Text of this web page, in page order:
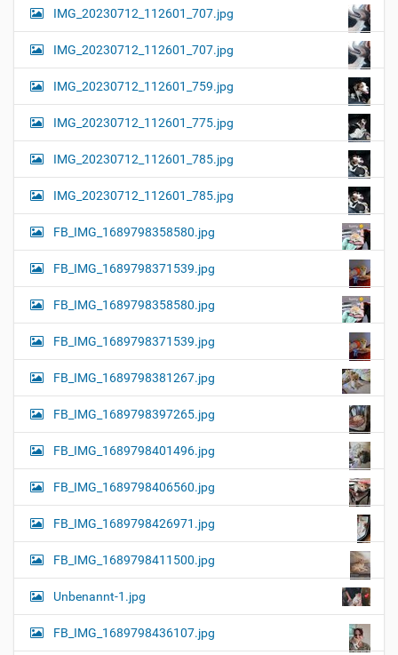
IMG_20230712_112601_707.jpg
IMG_20230712_112601_707.jpg
IMG_20230712_112601_759.jpg
IMG_20230712_112601_775.jpg
IMG_20230712_112601_785.jpg
IMG_20230712_112601_785.jpg
FB_IMG_1689798358580.jpg
FB_IMG_1689798371539.jpg
FB_IMG_1689798358580.jpg
FB_IMG_1689798371539.jpg
FB_IMG_1689798381267.jpg
FB_IMG_1689798397265.jpg
FB_IMG_1689798401496.jpg
FB_IMG_1689798406560.jpg
FB_IMG_1689798426971.jpg
FB_IMG_1689798411500.jpg
Unbenannt-1.jpg
FB_IMG_1689798436107.jpg